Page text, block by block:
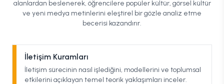
alanlardan beslenerek, öğrencilere popüler kültür, görsel kültür
ve yeni medya metinlerini eleştirel bir gözle analiz etme
becerisi kazandırır.
İletişim Kuramları
İletişim sürecinin nasıl işlediğini, modellerini ve toplumsal
etkilerini açıklayan temel teorik yaklaşımları inceler.